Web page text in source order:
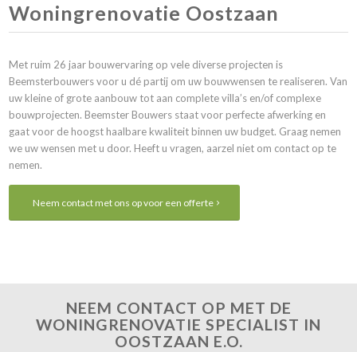
Woningrenovatie Oostzaan
Met ruim 26 jaar bouwervaring op vele diverse projecten is
Beemsterbouwers voor u dé partij om uw bouwwensen te realiseren. Van
uw kleine of grote aanbouw tot aan complete villa’s en/of complexe
bouwprojecten. Beemster Bouwers staat voor perfecte afwerking en
gaat voor de hoogst haalbare kwaliteit binnen uw budget. Graag nemen
we uw wensen met u door. Heeft u vragen, aarzel niet om contact op te
nemen.
Neem contact met ons op voor een offerte
NEEM CONTACT OP MET DE
WONINGRENOVATIE SPECIALIST IN
OOSTZAAN E.O.